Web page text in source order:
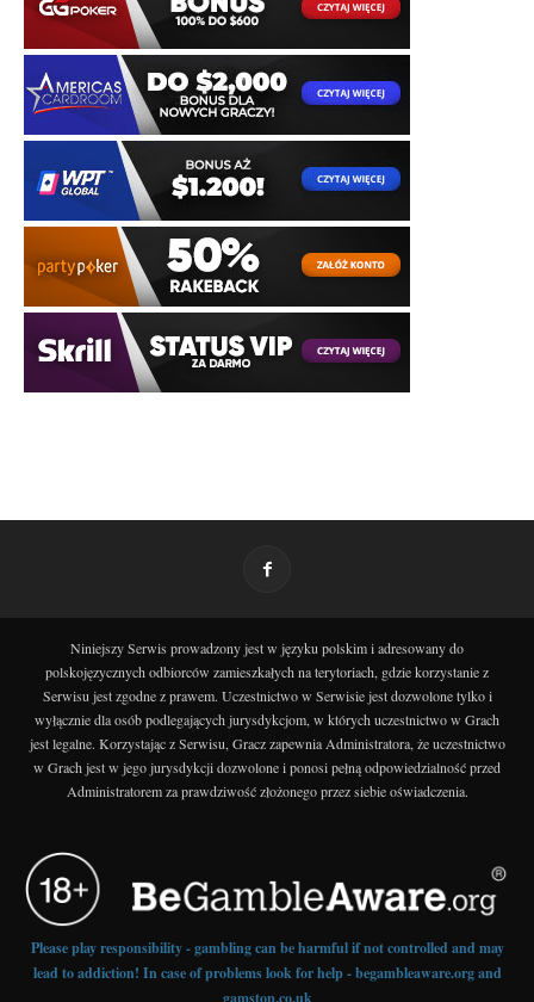
Niniejszy Serwis prowadzony jest w języku polskim i adresowany do
polskojęzycznych odbiorców zamieszkałych na terytoriach, gdzie korzystanie z
Serwisu jest zgodne z prawem. Uczestnictwo w Serwisie jest dozwolone tylko i
wyłącznie dla osób podlegających jurysdykcjom, w których uczestnictwo w Grach
jest legalne. Korzystając z Serwisu, Gracz zapewnia Administratora, że uczestnictwo
w Grach jest w jego jurysdykcji dozwolone i ponosi pełną odpowiedzialność przed
Administratorem za prawdziwość złożonego przez siebie oświadczenia.
Please play responsibility - gambling can be harmful if not controlled and may
lead to addiction! In case of problems look for help - begambleaware.org and
gamstop.co.uk